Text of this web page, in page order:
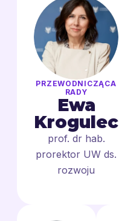
PRZEWODNICZĄCA
RADY
Ewa
Krogulec
prof. dr hab.
prorektor UW ds.
rozwoju